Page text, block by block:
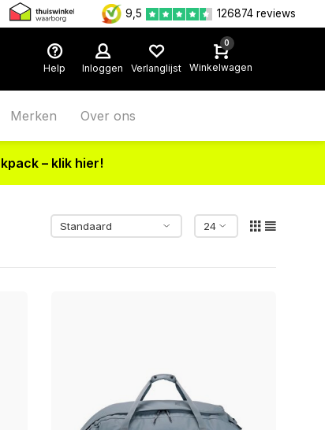
9,5 126874 reviews
Help Inloggen Verlanglijst
0
Winkelwagen
Merken Over ons
– klik hier!